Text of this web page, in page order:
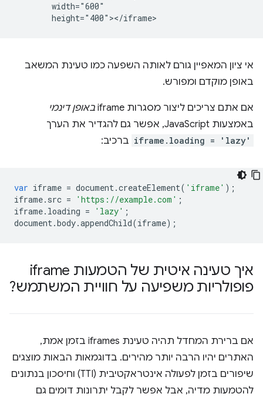
        width="600"
אי ציון המאפיין גורם לאותה השפעה כמו טעינת המשאב
באופן מוקדם ומפורש.
אם אתם צריכים ליצור מסגרות iframe
באופן דינמי
באמצעות JavaScript, אפשר גם להגדיר את הערך
iframe.loading = 'lazy' ברכיב:
var iframe = document.createElement( 'iframe' );
iframe. src = 'https://example.com' ;
iframe. loading = 'lazy' ;
document.body.appendChild(iframe);
איך טעינה איטית של הטמעות iframe
פופולריות משפיעה על חוויית המשתמש?
אם ברירת המחדל תהיה טעינת iframes בזמן אמת,
האתרים יהיו הרבה יותר מהירים. בדוגמאות הבאות מוצגים
שיפורים בזמן לפעולה אינטראקטיבית (TTI) וחיסכון בנתונים
להטמעות מדיה, אבל אפשר לקבל יתרונות דומים גם